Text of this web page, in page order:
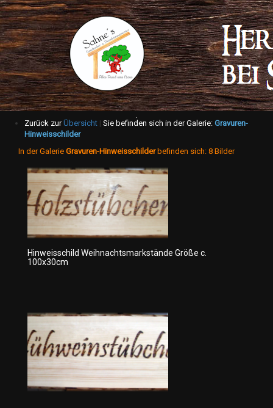
Zurück zurÜbersicht | Sie befinden sich in der Galerie: Gravuren-
Hinweisschilder
In der Galerie Gravuren-Hinweisschilder befinden sich: 8 Bilder
Hinweisschild Weihnachtsmarkstände Größe c.
100x30cm